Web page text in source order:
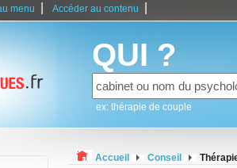
menu Accéder au contenu
QUI ?
ex: thérapie de couple
Accueil Conseil